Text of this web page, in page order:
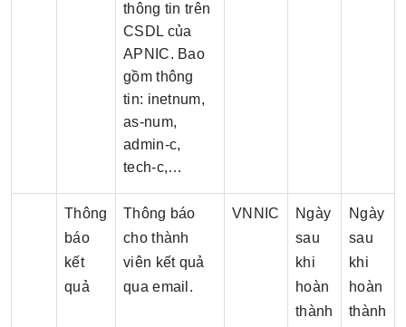
thông tin trên
CSDL của
APNIC. Bao
gồm thông
tin: inetnum,
as-num,
admin-c,
tech-c,…
Thông
báo
kết
quả
Thông báo
cho thành
viên kết quả
qua email.
VNNIC
Ngày
sau
khi
hoàn
thành
Ngày
sau
khi
hoàn
thành